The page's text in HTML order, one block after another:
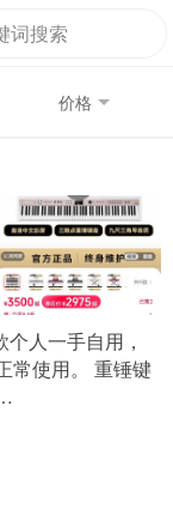
词搜索
价格
人一手自用，
常使用。 重锤键